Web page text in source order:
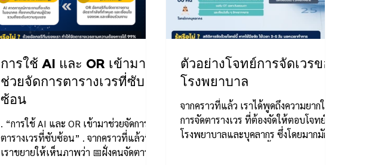
การใช้ AI และ OR เข้ามา
ช่วยจัดการตารางเวรที่ซับ
ซ้อน
. “การใช้ AI และ OR เข้ามาช่วยจัดการ
ตารางเวรที่ซับซ้อน” . จากคราวที่แล้วที่
เราขยายให้เห็นภาพว่า 📅ฝั่งคนจัดตาราง
ตัวอย่างโจทย์การจัดเวรของ
โรงพยาบาล
จากคราวที่แล้ว เราได้พูดถึงความยากใน
การจัดตารางเวร ที่ต้องจัดให้ตอบโจทย์ทั้ง
โรงพยาบาลและบุคลากร ซึ่งโดยมากมักจะ